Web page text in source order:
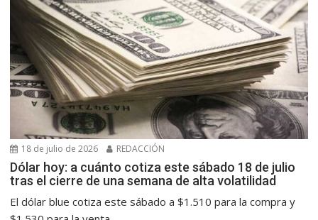
18 de julio de 2026 REDACCIÓN
Dólar hoy: a cuánto cotiza este sábado 18 de julio
tras el cierre de una semana de alta volatilidad
El dólar blue cotiza este sábado a $1.510 para la compra y